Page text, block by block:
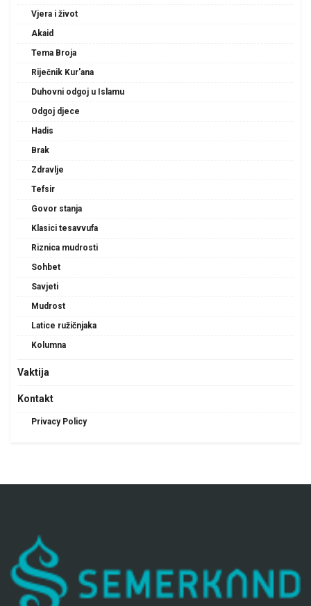
Vjera i život
Akaid
Tema Broja
Riječnik Kur'ana
Duhovni odgoj u Islamu
Odgoj djece
Hadis
Brak
Zdravlje
Tefsir
Govor stanja
Klasici tesavvufa
Riznica mudrosti
Sohbet
Savjeti
Mudrost
Latice ružičnjaka
Kolumna
Vaktija
Kontakt
Privacy Policy